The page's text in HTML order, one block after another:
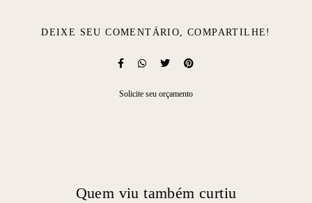
DEIXE SEU COMENTÁRIO, COMPARTILHE!
Solicite seu orçamento
Quem viu também curtiu